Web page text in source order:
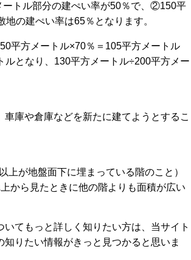
トル部分の建ぺい率が50％で、②150平
の建ぺい率は65％となります。
平方メートル×70％＝105平方メートル
となり、130平方メートル÷200平方メー
庫や倉庫などを新たに建てようとするこ
以上が地盤面下に埋まっている階のこと）
から見たときに他の階よりも面積が広い
てもっと詳しく知りたい方は、当サイト
りたい情報がきっと見つかると思いま